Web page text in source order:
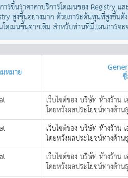
ารขึ้นราคาค่าบริการโดเมนของ Registry
สูงขึ้นอย่างมาก ด้วยภาระต้นทุนที่สูงขึ้น
ดเมนขึ้นจากเดิม สำหรับท่านที่มีแผนการจ
หมาย
เว็บไซต์ของ บริษัท ห้างร้าน
โดยหวังผลประโยชน์ทางด้าน
เว็บไซต์ของ บริษัท ห้างร้าน
โดยหวังผลประโยชน์ทางด้าน
เว็บไซต์ของ บริษัท ห้างร้าน
โดยหวังผลประโยชน์ทางด้าน